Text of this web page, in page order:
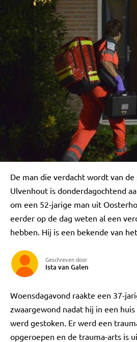
De man die verdacht wordt van
Ulvenhout is donderdagochtend
om een 52-jarige man uit
eerder op de dag weten al een
hebben. Hij is een bekende van
Geschreven door
Ista van Galen
Woensdagavond raakte een 37-
zwaargewond nadat hij in een
werd gestoken. Er werd een
opgeroepen en de trauma-arts is